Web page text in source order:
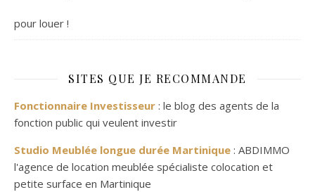
pour louer !
SITES QUE JE RECOMMANDE
Fonctionnaire Investisseur : le blog des agents de la
fonction public qui veulent investir
Studio Meublée longue durée Martinique : ABDIMMO
l'agence de location meublée spécialiste colocation et
petite surface en Martinique